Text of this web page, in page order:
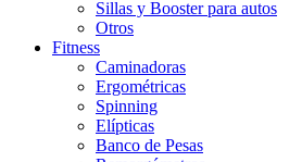
Sillas y Booster para autos
Otros
Fitness
Caminadoras
Ergométricas
Spinning
Elípticas
Banco de Pesas